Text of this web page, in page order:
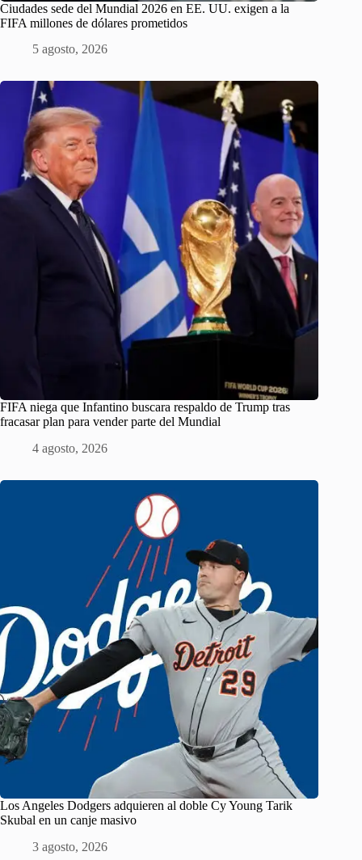
Ciudades sede del Mundial 2026 en EE. UU. exigen a la
FIFA millones de dólares prometidos
5 agosto, 2026
FIFA niega que Infantino buscara respaldo de Trump tras
fracasar plan para vender parte del Mundial
4 agosto, 2026
Los Angeles Dodgers adquieren al doble Cy Young Tarik
Skubal en un canje masivo
3 agosto, 2026